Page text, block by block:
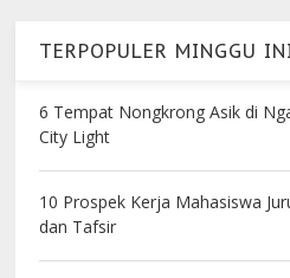
TERPOPULER MINGGU
6 Tempat Nongkrong Asik di
City Light
10 Prospek Kerja Mahasiswa
dan Tafsir